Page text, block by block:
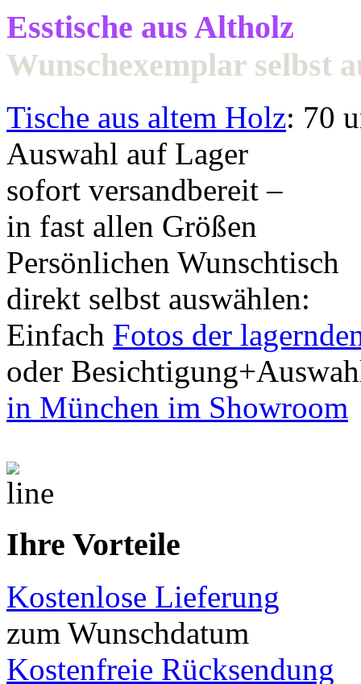
Esstische aus Altholz
Wunschexemplar selbst
Tische aus altem Holz: 70
Auswahl auf Lager
sofort versandbereit –
in fast allen Größen
Persönlichen Wunschtisch
direkt selbst auswählen:
Einfach Fotos der
oder
in München im Showroom
Ihre Vorteile
Kostenlose Lieferung
zum Wunschdatum
Kostenfreie Rücksendung